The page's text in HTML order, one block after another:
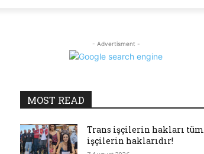
- Advertisment -
MOST READ
Trans işçilerin hakları tüm
işçilerin haklarıdır!